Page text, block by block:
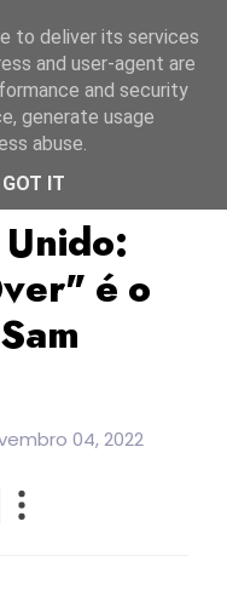
é o
04, 2022
to deliver its services
and user-agent are
and security
generate usage
abuse.
GOT IT